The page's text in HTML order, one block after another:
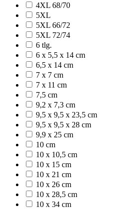
4XL 68/70
5XL
5XL 66/72
5XL 72/74
6 tlg.
6 x 5,5 x 14 cm
6,5 x 14 cm
7 x 7 cm
7 x 11 cm
7,5 cm
9,2 x 7,3 cm
9,5 x 9,5 x 23,5 cm
9,5 x 9,5 x 28 cm
9,9 x 25 cm
10 cm
10 x 10,5 cm
10 x 15 cm
10 x 21 cm
10 x 26 cm
10 x 28,5 cm
10 x 34 cm